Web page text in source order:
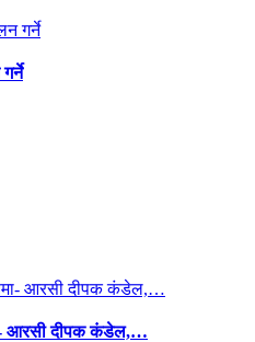
आरसी दीपक कंडेल,…